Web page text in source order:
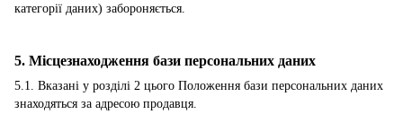
категорії даних) забороняється.
5. Місцезнаходження бази персональних даних
5.1. Вказані у розділі 2 цього Положення бази персональних даних
знаходяться за адресою продавця.